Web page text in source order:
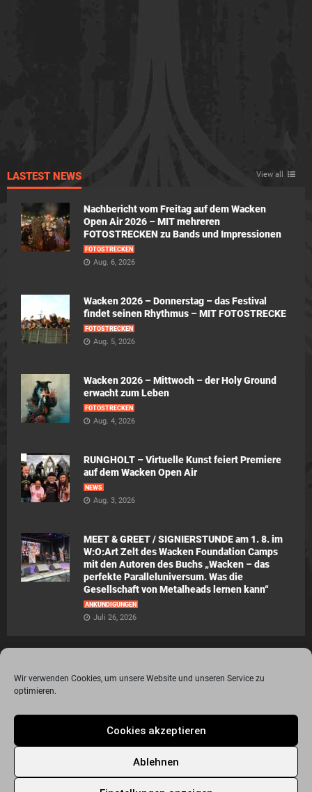
Wir verwenden Cookies, um unsere Website und unseren Service zu
optimieren.
Cookies akzeptieren
Ablehnen
LASTEST NEWS View all
Nachbericht vom Freitag auf dem Wacken
Open Air 2026 – MIT mehreren
FOTOSTRECKEN zu Bands und Impressionen
FOTOSTRECKEN
Aug. 6, 2026
Wacken 2026 – Donnerstag – das Festival
findet seinen Rhythmus – MIT FOTOSTRECKE
FOTOSTRECKEN
Aug. 5, 2026
Wacken 2026 – Mittwoch – der Holy Ground
erwacht zum Leben
FOTOSTRECKEN
Aug. 4, 2026
RUNGHOLT – Virtuelle Kunst feiert Premiere
auf dem Wacken Open Air
NEWS
Aug. 3, 2026
MEET & GREET / SIGNIERSTUNDE am 1. 8. im
W:O:Art Zelt des Wacken Foundation Camps
mit den Autoren des Buchs „Wacken – das
perfekte Paralleluniversum. Was die
Gesellschaft von Metalheads lernen kann“
ANKÜNDIGUNGEN
Juli 26, 2026
Unterstützung von the surface new media gmbh
Über Metalogy.de – das Magazin für Metalheadz + REVIEWREGELN
Newsletter Anmeldung
Events Freunde
Bandseiten